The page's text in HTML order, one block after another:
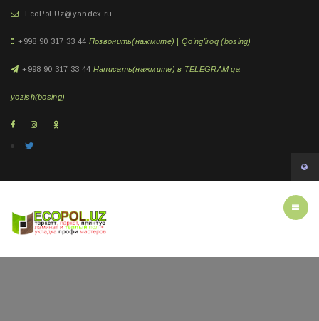
EcoPol.Uz@yandex.ru
+998 90 317 33 44 Позвонить(нажмите) | Qo'ng'iroq (bosing)
+998 90 317 33 44 Написать(нажмите) в TELEGRAM ga
yozish(bosing)